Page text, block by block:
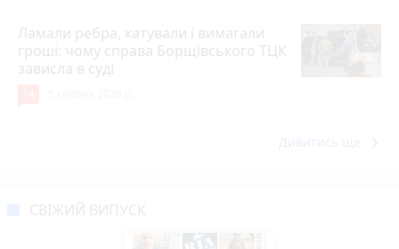
Ламали ребра, катували і вимагали
гроші: чому справа Борщівського ТЦК
зависла в суді